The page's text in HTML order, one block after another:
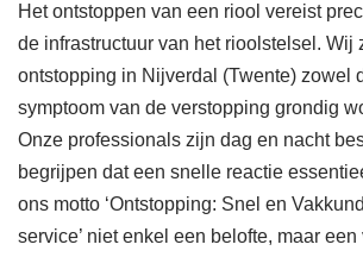
Het ontstoppen van een riool vereist
de infrastructuur van het rioolstelsel. Wij
ontstopping in Nijverdal (Twente) zowel
symptoom van de verstopping grondig
Onze professionals zijn dag en nacht
begrijpen dat een snelle reactie
ons motto ‘Ontstopping: Snel en
service’ niet enkel een belofte, maar